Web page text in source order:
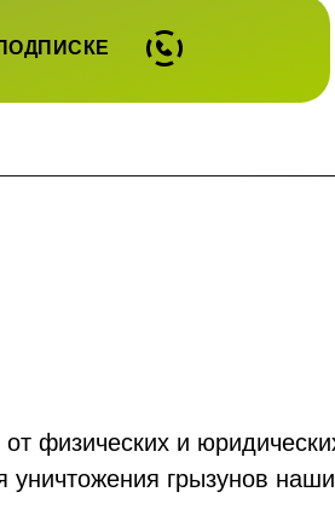
физических и
уничтожения грызунов наши